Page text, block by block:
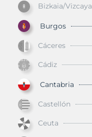
Bizkaia/Vizcaya
Burgos
Cáceres
Cádiz
Cantabria
Castellón
Ceuta